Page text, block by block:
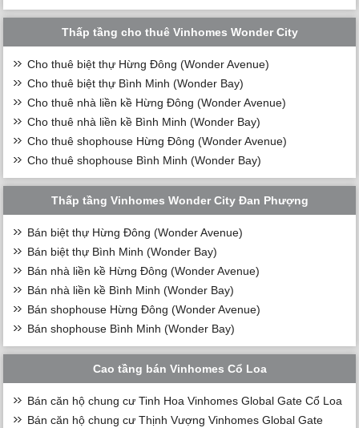
Thấp tầng cho thuê Vinhomes Wonder City
Cho thuê biệt thự Hừng Đông (Wonder Avenue)
Cho thuê biệt thự Bình Minh (Wonder Bay)
Cho thuê nhà liền kề Hừng Đông (Wonder Avenue)
Cho thuê nhà liền kề Bình Minh (Wonder Bay)
Cho thuê shophouse Hừng Đông (Wonder Avenue)
Cho thuê shophouse Bình Minh (Wonder Bay)
Thấp tầng Vinhomes Wonder City Đan Phượng
Bán biệt thự Hừng Đông (Wonder Avenue)
Bán biệt thự Bình Minh (Wonder Bay)
Bán nhà liền kề Hừng Đông (Wonder Avenue)
Bán nhà liền kề Bình Minh (Wonder Bay)
Bán shophouse Hừng Đông (Wonder Avenue)
Bán shophouse Bình Minh (Wonder Bay)
Cao tầng bán Vinhomes Cổ Loa
Bán căn hộ chung cư Tinh Hoa Vinhomes Global Gate Cổ Loa
Bán căn hộ chung cư Thịnh Vượng Vinhomes Global Gate